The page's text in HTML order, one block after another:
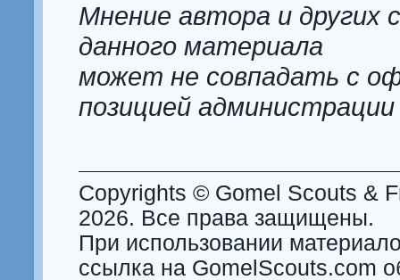
Мнение автора и других
данного материала
может не совпадать с
позицией
Copyrights © Gomel Scouts &
2026. Все права защищены.
При использовании
ссылка на GomelScouts.com